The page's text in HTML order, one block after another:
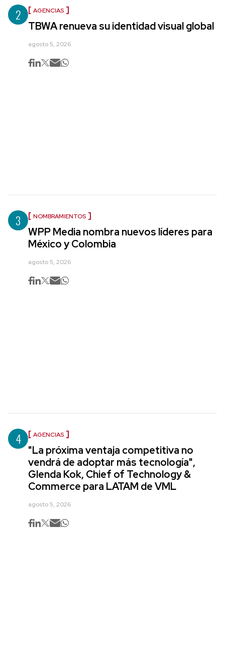
2 AGENCIAS
TBWA renueva su identidad visual global
agosto 5, 2026
3 NOMBRAMIENTOS
WPP Media nombra nuevos líderes para
México y Colombia
agosto 5, 2026
4 AGENCIAS
"La próxima ventaja competitiva no
vendrá de adoptar más tecnología",
Glenda Kok, Chief of Technology &
Commerce para LATAM de VML
agosto 5, 2026